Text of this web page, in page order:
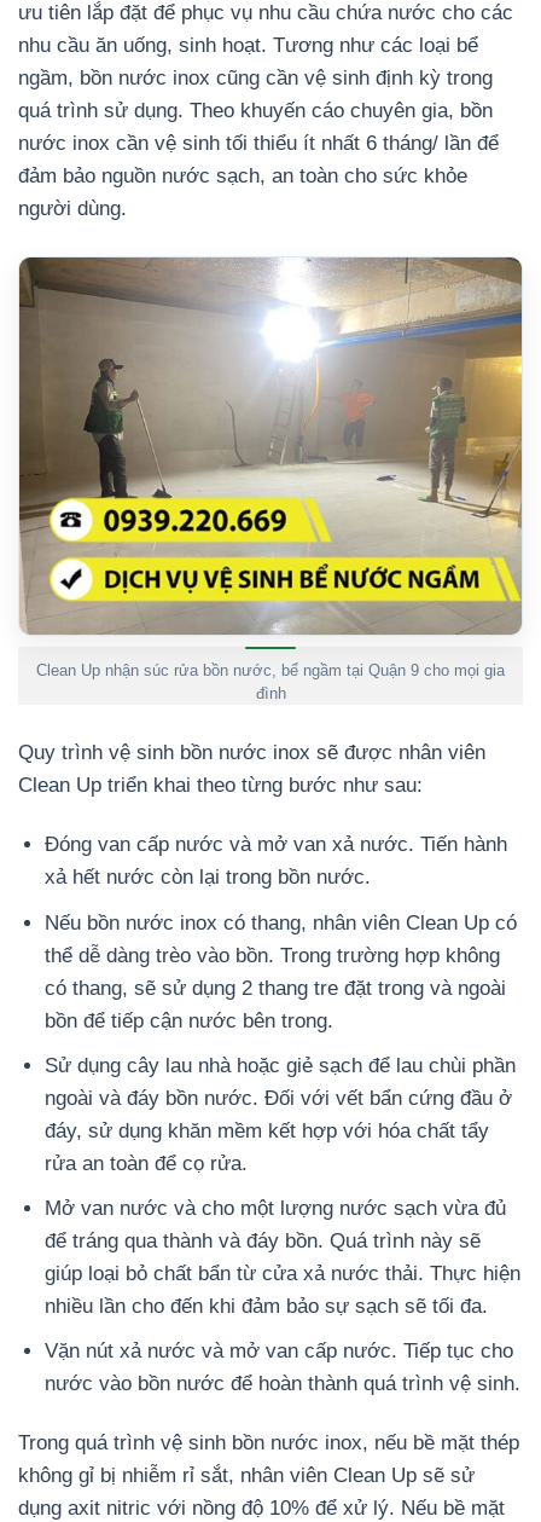
ưu tiên lắp đặt để phục vụ nhu cầu chứa nước cho các
nhu cầu ăn uống, sinh hoạt. Tương như các loại bể
ngầm, bồn nước inox cũng cần vệ sinh định kỳ trong
quá trình sử dụng. Theo khuyến cáo chuyên gia, bồn
nước inox cần vệ sinh tối thiểu ít nhất 6 tháng/ lần để
đảm bảo nguồn nước sạch, an toàn cho sức khỏe
người dùng.
Clean Up nhận súc rửa bồn nước, bể ngầm tại Quận 9 cho mọi gia
đình
Quy trình vệ sinh bồn nước inox sẽ được nhân viên
Clean Up triển khai theo từng bước như sau:
Đóng van cấp nước và mở van xả nước. Tiến hành
xả hết nước còn lại trong bồn nước.
Nếu bồn nước inox có thang, nhân viên Clean Up có
thể dễ dàng trèo vào bồn. Trong trường hợp không
có thang, sẽ sử dụng 2 thang tre đặt trong và ngoài
bồn để tiếp cận nước bên trong.
Sử dụng cây lau nhà hoặc giẻ sạch để lau chùi phần
ngoài và đáy bồn nước. Đối với vết bẩn cứng đầu ở
đáy, sử dụng khăn mềm kết hợp với hóa chất tẩy
rửa an toàn để cọ rửa.
Mở van nước và cho một lượng nước sạch vừa đủ
để tráng qua thành và đáy bồn. Quá trình này sẽ
giúp loại bỏ chất bẩn từ cửa xả nước thải. Thực hiện
nhiều lần cho đến khi đảm bảo sự sạch sẽ tối đa.
Vặn nút xả nước và mở van cấp nước. Tiếp tục cho
nước vào bồn nước để hoàn thành quá trình vệ sinh.
Trong quá trình vệ sinh bồn nước inox, nếu bề mặt thép
không gỉ bị nhiễm rỉ sắt, nhân viên Clean Up sẽ sử
dụng axit nitric với nồng độ 10% để xử lý. Nếu bề mặt